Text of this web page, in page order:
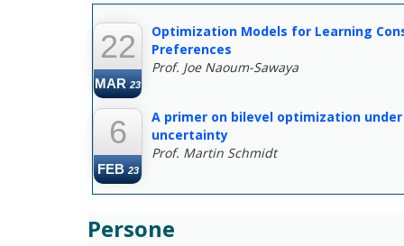
22
MAR 23
Optimization Models for Learning
Preferences
Prof. Joe Naoum-Sawaya
6
FEB 23
A primer on bilevel optimization under
uncertainty
Prof. Martin Schmidt
Persone